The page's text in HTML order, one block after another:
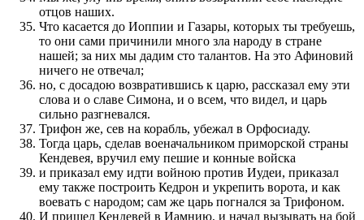
отцов наших.
Что касает­ся до Иоппии и Газары, которых ты требуешь,
то они сами при­чинили много зла народу в стране
нашей; за них мы дадим сто талантов. На это Афиновий
ничего не отвечал;
но, с досадою воз­вратив­шись к царю, рас­ска­за­л ему эти
слова и о славе Симона, и о всем, что видел, и царь
сильно раз­гневал­ся.
Трифон же, сев на корабль, убежал в Орфосиаду.
Тогда царь, сделав военачальником при­морской страны
Кендевея, вручил ему пешие и кон­ные войска
и при­ка­за­л ему идти войною про­тив Иудеи, при­ка­за­л
ему также по­стро­ить Кедрон и укрепить ворота, и как
вое­вать с народом; сам же царь по­гнал­ся за Трифоном.
И при­шел Кендевей в Иамнию, и начал вызы­вать на бой